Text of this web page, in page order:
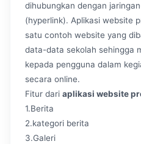
dihubungkan dengan
(hyperlink). Aplikasi website
satu contoh website yang
data-data sekolah sehingga
kepada pengguna dalam
secara online.
Fitur dari aplikasi website
1.Berita
2.kategori berita
3.Galeri